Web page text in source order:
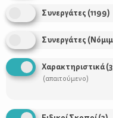
Συνεργάτες (1199)
Συνεργάτες
Χαρακτηριστικά(3
(απαιτούμενο)